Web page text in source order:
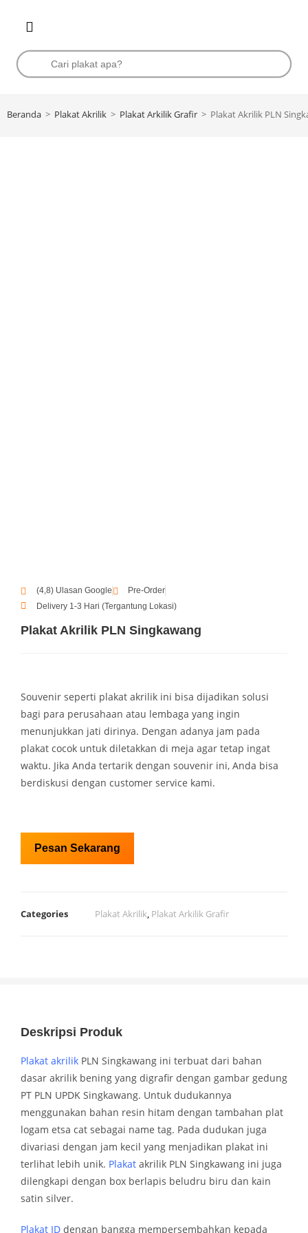
Beranda > Plakat Akrilik > Plakat Arkilik Grafir > Plakat Akrilik PLN
(4,8) Ulasan Google
Pre-Order
Delivery 1-3 Hari (Tergantung Lokasi)
Plakat Akrilik PLN Singkawang
Souvenir seperti plakat akrilik ini bisa dijadikan solusi
bagi para perusahaan atau lembaga yang ingin
menunjukkan jati dirinya. Dengan adanya jam pada
plakat cocok untuk diletakkan di meja agar tetap ingat
waktu. Jika Anda tertarik dengan souvenir ini, Anda bisa
berdiskusi dengan customer service kami.
Pesan Sekarang
Categories Plakat Akrilik, Plakat Arkilik Grafir
Deskripsi Produk
Plakat akrilik PLN Singkawang ini terbuat dari bahan
dasar akrilik bening yang digrafir dengan gambar gedung
PT PLN UPDK Singkawang. Untuk dudukannya
menggunakan bahan resin hitam dengan tambahan plat
logam etsa cat sebagai name tag. Pada dudukan juga
divariasi dengan jam kecil yang menjadikan plakat ini
terlihat lebih unik. Plakat akrilik PLN Singkawang ini juga
dilengkapi dengan box berlapis beludru biru dan kain
satin silver.
Plakat ID dengan bangga mempersembahkan kepada